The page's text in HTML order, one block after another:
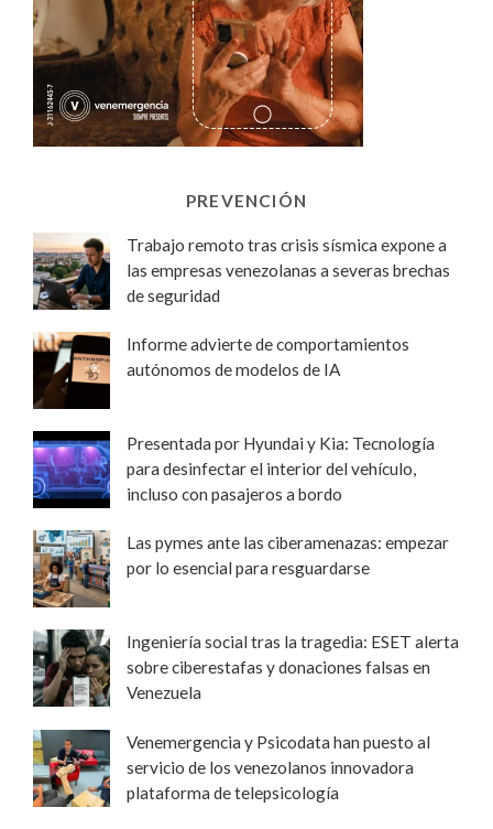
PREVENCIÓN
Trabajo remoto tras crisis sísmica expone a
las empresas venezolanas a severas brechas
de seguridad
Informe advierte de comportamientos
autónomos de modelos de IA
Presentada por Hyundai y Kia: Tecnología
para desinfectar el interior del vehículo,
incluso con pasajeros a bordo
Las pymes ante las ciberamenazas: empezar
por lo esencial para resguardarse
Ingeniería social tras la tragedia: ESET alerta
sobre ciberestafas y donaciones falsas en
Venezuela
Venemergencia y Psicodata han puesto al
servicio de los venezolanos innovadora
plataforma de telepsicología